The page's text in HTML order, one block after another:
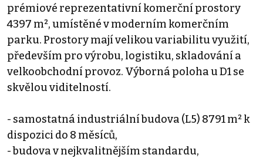
prémiové reprezentativní komerční prostory
4397 m², umístěné v moderním komerčním
parku. Prostory mají velikou variabilitu využití,
především pro výrobu, logistiku, skladování a
velkoobchodní provoz. Výborná poloha u D1 se
skvělou viditelností.
- samostatná industriální budova (L5) 8791 m² k
dispozici do 8 měsíců,
- budova v nejkvalitnějším standardu,